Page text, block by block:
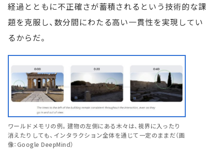
経過とともに不正確さが蓄積されるという技術的な課
題を克服し、数分間にわたる高い一貫性を実現してい
るからだ。
ワールドメモリの例。建物の左側にある木々は、視界に入ったり
消えたりしても、インタラクション全体を通じて一定のままだ（画
像：Google DeepMind）